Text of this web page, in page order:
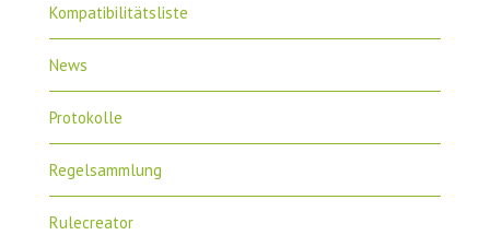
Kompatibilitätsliste
News
Protokolle
Regelsammlung
Rulecreator